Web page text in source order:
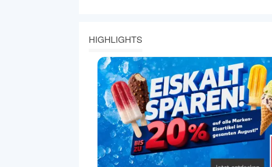
HIGHLIGHTS